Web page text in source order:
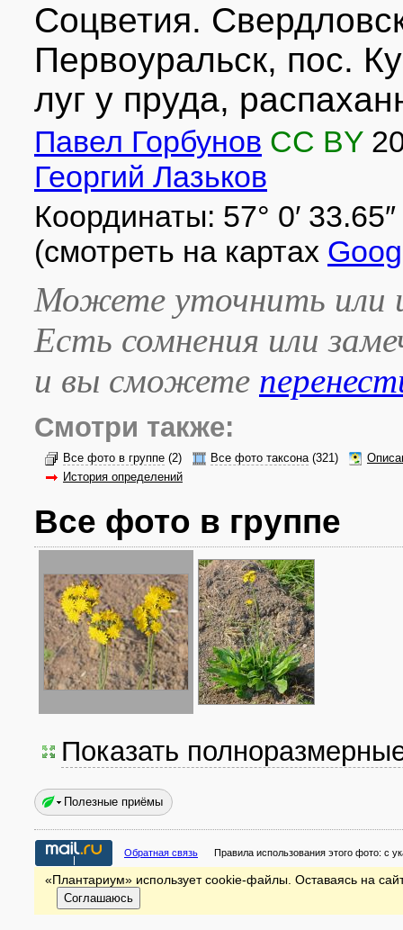
Соцветия.
Первоуральск, пос.
луг у пруда,
Павел Горбунов CC BY
Георгий Лазьков
Координаты: 57° 0′
(смотреть на картах
Можете уточнить или
Есть сомнения или
и вы сможете
Смотри также:
Все фото в группе (2) Все фото таксона(321)
История определений
Все фото в группе
Показать
Полезные приёмы
Обратная связь Правила использования этого фото: с
«Плантариум» использует cookie-файлы. Оставаясь на
Соглашаюсь